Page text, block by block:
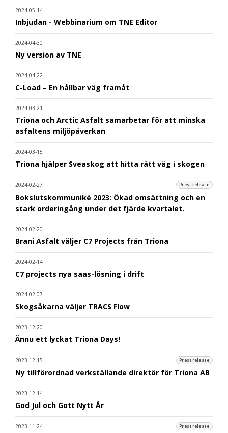
2024-05-14
Inbjudan - Webbinarium om TNE Editor
2024-04-30
Ny version av TNE
2024-04-22
C-Load – En hållbar väg framåt
2024-03-21
Triona och Arctic Asfalt samarbetar för att minska
asfaltens miljöpåverkan
2024-03-15
Triona hjälper Sveaskog att hitta rätt väg i skogen
2024-02-27 Pressrelease
Bokslutskommuniké 2023: Ökad omsättning och en
stark orderingång under det fjärde kvartalet.
2024-02-20
Brani Asfalt väljer C7 Projects från Triona
2024-02-14
C7 projects nya saas-lösning i drift
2024-02-07
Skogsåkarna väljer TRACS Flow
2023-12-20
Ännu ett lyckat Triona Days!
2023-12-15 Pressrelease
Ny tillförordnad verkställande direktör för Triona AB
2023-12-14
God Jul och Gott Nytt År
2023-11-24 Pressrelease